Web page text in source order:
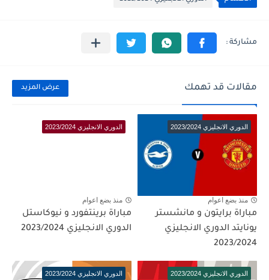
مقالات قد تهمك عرض المزيد
الدوري الانجليزي 2023/2024
منذ بضع اعوام
مباراة برايتون و مانشستر
يونايتد الدوري الانجليزي
2023/2024
الدوري الانجليزي 2023/2024
منذ بضع اعوام
مباراة برينتفورد و نيوكاستل
الدوري الانجليزي 2023/2024
الدوري الانجليزي 2023/2024 الدوري الانجليزي 2023/2024